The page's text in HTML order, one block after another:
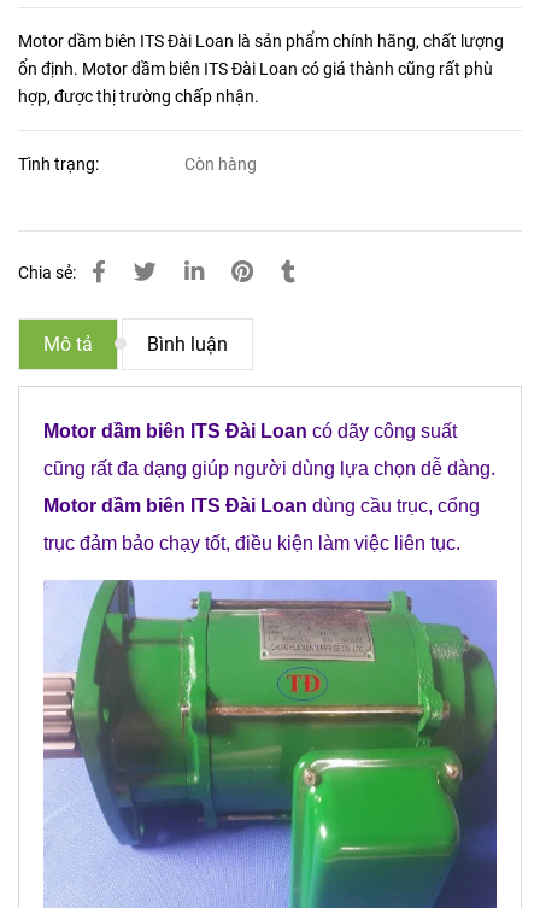
Motor dầm biên ITS Đài Loan là sản phẩm chính hãng, chất lượng
ổn định. Motor dầm biên ITS Đài Loan có giá thành cũng rất phù
hợp, được thị trường chấp nhận.
Tình trạng: Còn hàng
Chia sẻ:
Mô tả Bình luận
Motor dầm biên ITS Đài Loan có dãy công suất
cũng rất đa dạng giúp người dùng lựa chọn dễ dàng.
Motor dầm biên ITS Đài Loan dùng cầu trục, cổng
trục đảm bảo chạy tốt, điều kiện làm việc liên tục.